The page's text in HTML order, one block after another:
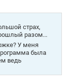
страх,
разом...
У меня
была
ведь